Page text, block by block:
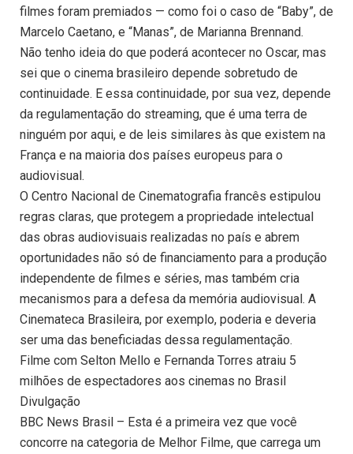
filmes foram premiados — como foi o caso de “Baby”, de
Marcelo Caetano, e “Manas”, de Marianna Brennand.
Não tenho ideia do que poderá acontecer no Oscar, mas
sei que o cinema brasileiro depende sobretudo de
continuidade. E essa continuidade, por sua vez, depende
da regulamentação do streaming, que é uma terra de
ninguém por aqui, e de leis similares às que existem na
França e na maioria dos países europeus para o
audiovisual.
O Centro Nacional de Cinematografia francês estipulou
regras claras, que protegem a propriedade intelectual
das obras audiovisuais realizadas no país e abrem
oportunidades não só de financiamento para a produção
independente de filmes e séries, mas também cria
mecanismos para a defesa da memória audiovisual. A
Cinemateca Brasileira, por exemplo, poderia e deveria
ser uma das beneficiadas dessa regulamentação.
Filme com Selton Mello e Fernanda Torres atraiu 5
milhões de espectadores aos cinemas no Brasil
Divulgação
BBC News Brasil – Esta é a primeira vez que você
concorre na categoria de Melhor Filme, que carrega um